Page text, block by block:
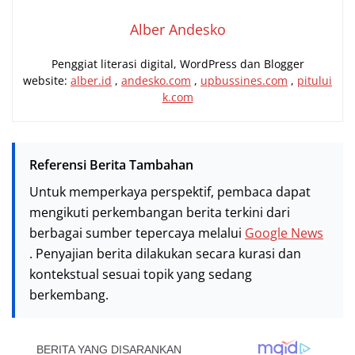
Alber Andesko
Penggiat literasi digital, WordPress dan Blogger
website: alber.id , andesko.com , upbussines.com , pitului
k.com
Referensi Berita Tambahan
Untuk memperkaya perspektif, pembaca dapat
mengikuti perkembangan berita terkini dari
berbagai sumber tepercaya melalui Google News
. Penyajian berita dilakukan secara kurasi dan
kontekstual sesuai topik yang sedang
berkembang.